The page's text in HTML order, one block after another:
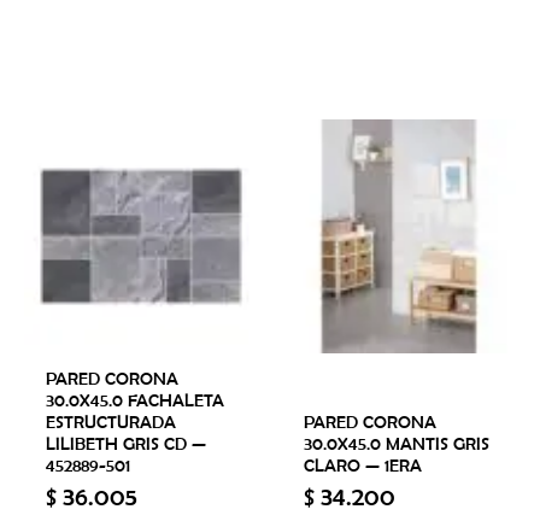
PARED CORONA
30.0X45.0 FACHALETA
ESTRUCTURADA
LILIBETH GRIS CD —
452889-501
$36.005
PARED CORONA
30.0X45.0 MANTIS GRIS
CLARO — 1ERA
$34.200